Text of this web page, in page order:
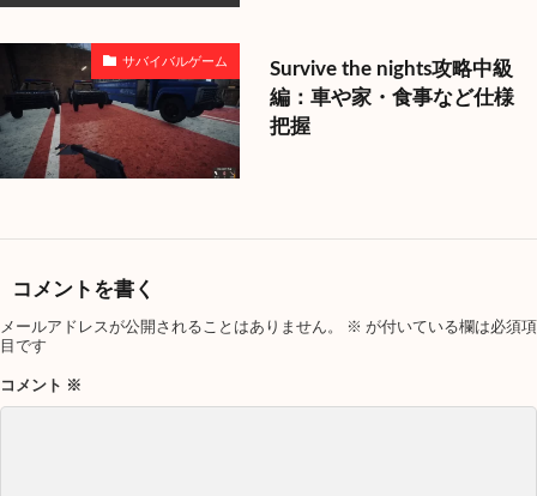
サバイバルゲーム
Survive the nights攻略中級
編：車や家・食事など仕様
把握
コメントを書く
メールアドレスが公開されることはありません。 ※ が付いている欄は必須項
目です
コメント ※